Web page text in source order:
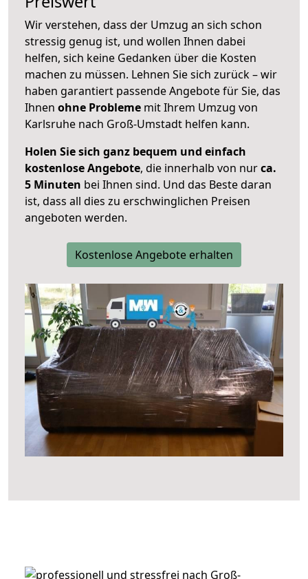
Wir verstehen, dass der Umzug an sich schon
stressig genug ist, und wollen Ihnen dabei
helfen, sich keine Gedanken über die Kosten
machen zu müssen. Lehnen Sie sich zurück – wir
haben garantiert passende Angebote für Sie, das
Ihnen ohne Probleme mit Ihrem Umzug von
Karlsruhe nach Groß-Umstadt helfen kann.
Holen Sie sich ganz bequem und einfach
kostenlose Angebote, die innerhalb von nurca.
5 Minuten bei Ihnen sind. Und das Beste daran
ist, dass all dies zu erschwinglichen Preisen
angeboten werden.
Kostenlose Angebote erhalten